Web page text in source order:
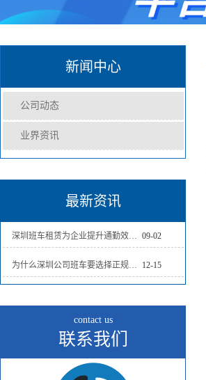
新闻中心
公司动态
业界资讯
最新资讯
深圳班车租赁为企业提升通勤效率,员工通勤无烦恼 09-02
为什么深圳公司班车要选择正规的班车租赁公司？ 12-15
contact us
联系我们